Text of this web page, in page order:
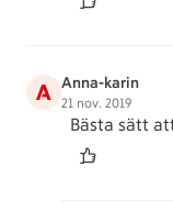
A Anna-karin
21 nov. 2019
Bästa sätt